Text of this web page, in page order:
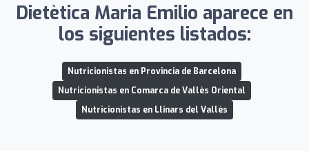
Dietètica Maria Emilio aparece en
los siguientes listados:
Nutricionistas en Provincia de Barcelona
Nutricionistas en Comarca de Vallès Oriental
Nutricionistas en Llinars del Vallès